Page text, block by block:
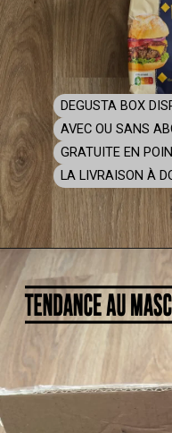
DEGUSTA BOX
AVEC OU SANS
GRATUITE EN
LA LIVRAISON À
DEGUSTA BOX
AVEC OU SANS
GRATUITE EN
LA LIVRAISON À